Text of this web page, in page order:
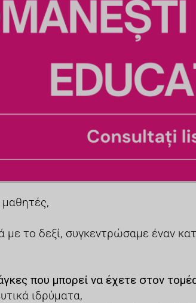
μαθητές,
με το δεξί, συγκεντρώσαμε έναν
που μπορεί να έχετε στον
ιδρύματα,